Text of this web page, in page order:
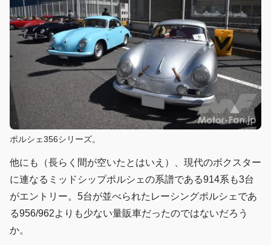
ポルシェ356シリーズ。
他にも（長らく間が空いたとはいえ）、現代のボクスター
に連なるミッドシップポルシェの系譜である914系も3台
がエントリー。5台が並べられたレーシングポルシェであ
る956/962よりも少ない量販車だったのではないだろう
か。